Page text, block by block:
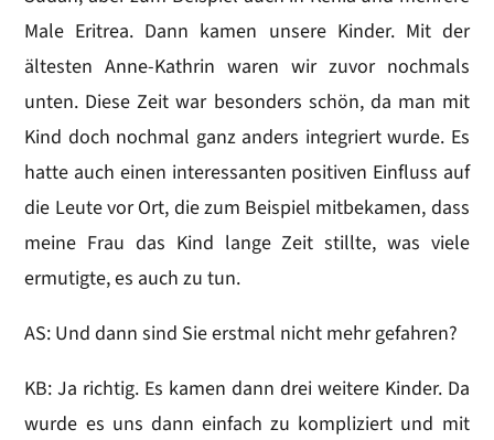
Male Eritrea. Dann kamen unsere Kinder. Mit der
ältesten Anne-Kathrin waren wir zuvor nochmals
unten. Diese Zeit war besonders schön, da man mit
Kind doch nochmal ganz anders integriert wurde. Es
hatte auch einen interessanten positiven Einfluss auf
die Leute vor Ort, die zum Beispiel mitbekamen, dass
meine Frau das Kind lange Zeit stillte, was viele
ermutigte, es auch zu tun.
AS: Und dann sind Sie erstmal nicht mehr gefahren?
KB: Ja richtig. Es kamen dann drei weitere Kinder. Da
wurde es uns dann einfach zu kompliziert und mit